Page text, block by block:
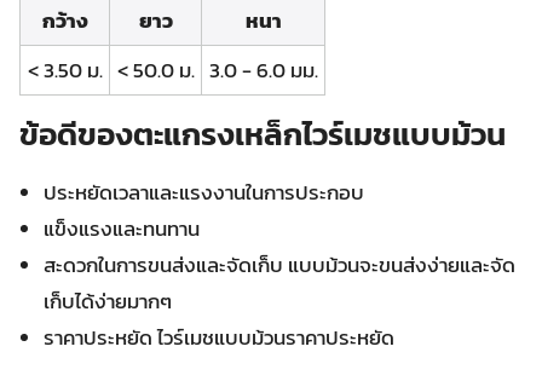
กว้าง ยาว
หนา
< 3.50 ม. < 50.0 ม. 3.0 - 6.0 มม.
ข้อดีของตะแกรงเหล็กไวร์เมชแบบม้วน
ประหยัดเวลาและแรงงานในการประกอบ
แข็งแรงและทนทาน
สะดวกในการขนส่งและจัดเก็บ แบบม้วนจะขนส่งง่ายและจัด
เก็บได้ง่ายมากๆ
ราคาประหยัด ไวร์เมชแบบม้วนราคาประหยัด